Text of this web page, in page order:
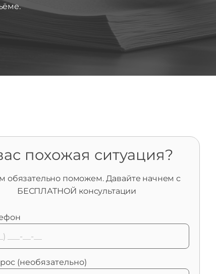
похожая ситуация?
обязательно поможем. Давайте начнем с
БЕСПЛАТНОЙ консультации
(необязательно)